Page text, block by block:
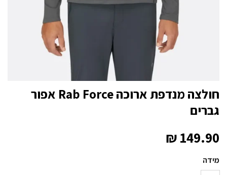
חולצה מנדפת ארוכה Rab Force אפור
גברים
₪149.90
מידה